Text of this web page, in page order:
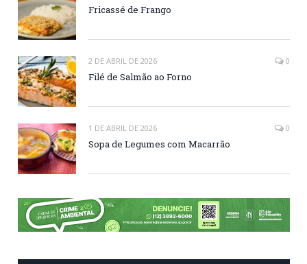
Fricassé de Frango
2 DE ABRIL DE 2026 0
Filé de Salmão ao Forno
1 DE ABRIL DE 2026 0
Sopa de Legumes com Macarrão